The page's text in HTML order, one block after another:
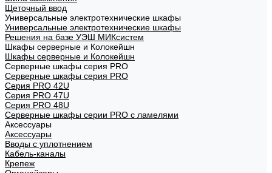
Щеточный ввод
Универсальные электротехнические шкафы
Универсальные электротехнические шкафы
Решения на базе УЭШ МИКсистем
Шкафы серверные и Колокейшн
Шкафы серверные и Колокейшн
Серверные шкафы серия PRO
Серверные шкафы серия PRO
Серия PRO 42U
Серия PRO 47U
Серия PRO 48U
Серверные шкафы серии PRO с ламелями
Аксессуары
Аксессуары
Вводы с уплотнением
Кабель-каналы
Крепеж